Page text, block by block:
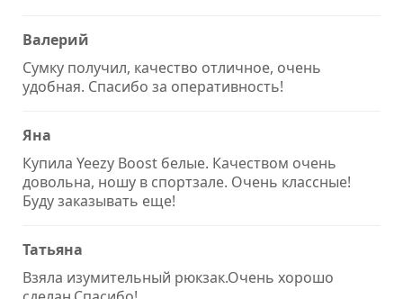
Валерий
Сумку получил, качество отличное, очень
удобная. Спасибо за оперативность!
Яна
Купила Yeezy Boost белые. Качеством очень
довольна, ношу в спортзале. Очень классные!
Буду заказывать еще!
Татьяна
Взяла изумительный рюкзак.Очень хорошо